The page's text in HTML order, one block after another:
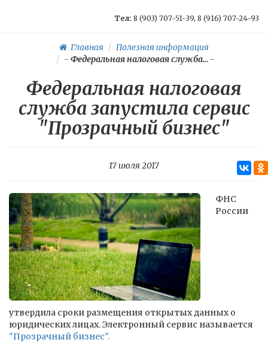
Тел: 8 (903) 707-51-39, 8 (916) 707-24-93
Главная
Полезная информация
- Федеральная налоговая служба... -
Федеральная налоговая
служба запустила сервис
"Прозрачный бизнес"
17 июля 2017
ФНС
России
утвердила сроки размещения открытых данных о
юридических лицах. Электронный сервис называется
"Прозрачный бизнес".